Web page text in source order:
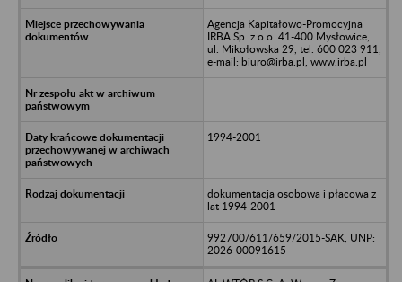
Agencja Kapitałowo-Promocyjna
IRBA Sp. z o.o. 41-400 Mysłowice,
ul. Mikołowska 29, tel. 600 023 911,
e-mail: biuro@irba.pl, www.irba.pl
1994-2001
dokumentacja osobowa i płacowa z
lat 1994-2001
992700/611/659/2015-SAK, UNP:
2026-00091615